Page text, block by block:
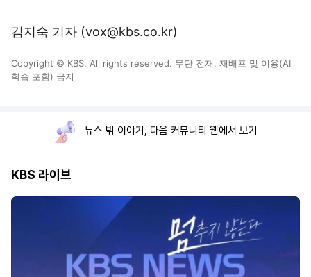
김지숙 기자 (vox@kbs.co.kr)
Copyright © KBS. All rights reserved. 무단 전재, 재배포 및 이용(AI
학습 포함) 금지
뉴스 밖 이야기, 다음 커뮤니티 웹에서 보기
KBS 라이브